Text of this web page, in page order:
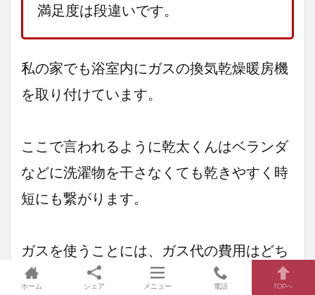
満足度は段違いです。
私の家でも浴室内にガスの換気乾燥暖房機
を取り付けています。
ここで言われるように乾太くんはベランダ
などに洗濯物を干さなくても乾きやすく時
短にも繋がります。
ガスを使うことには、ガス代の費用はどち
らを使用してもそれ程変わることはありま
ホーム シェア メニュー 電話 TOPへ